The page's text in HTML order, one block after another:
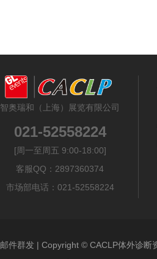
智奥瑞和（上海）展览有限公司
021-52558224
[周一至周五 9:00-18:00]
客服QQ：2897360374
市场部电话：021-52558224
邮件群发 | Copyright © CACLP体外诊断